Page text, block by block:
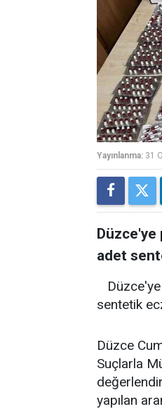
Yayınlanma: 31
Düzce'ye
adet
sentetik
Düzce
Suçlarla
yapılan